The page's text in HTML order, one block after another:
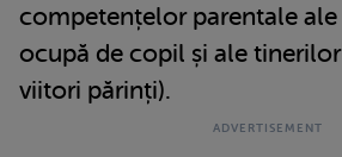
competențelor parentale ale
ocupă de copil și ale
viitori părinți).